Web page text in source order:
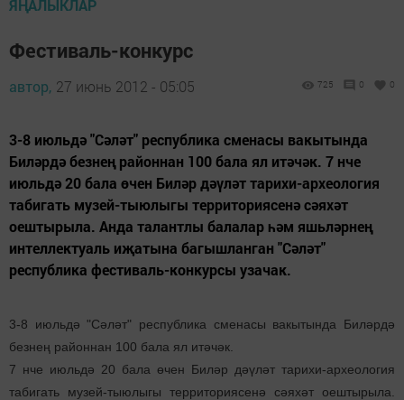
ЯҢАЛЫКЛАР
Фестиваль-конкурс
автор, 27 июнь 2012 - 05:05 725 0 0
3-8 июльдә "Сәләт" республика сменасы вакытында
Биләрдә безнең районнан 100 бала ял итәчәк. 7 нче
июльдә 20 бала өчен Биләр дәүләт тарихи-археология
табигать музей-тыюлыгы территориясенә сәяхәт
оештырыла. Анда талантлы балалар һәм яшьләрнең
интеллектуаль иҗатына багышланган "Сәләт"
республика фестиваль-конкурсы узачак.
3-8 июльдә "Сәләт" республика сменасы вакытында Биләрдә
безнең районнан 100 бала ял итәчәк.
7 нче июльдә 20 бала өчен Биләр дәүләт тарихи-археология
табигать музей-тыюлыгы территориясенә сәяхәт оештырыла.